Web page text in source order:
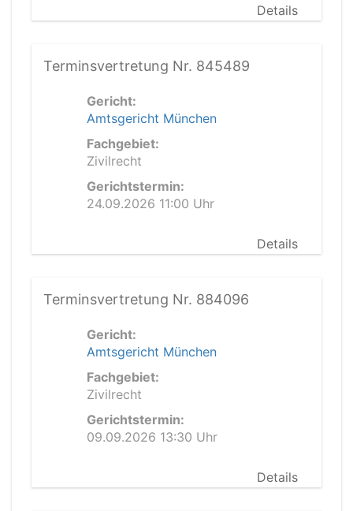
Details
Terminsvertretung Nr. 845489
Gericht:
Amtsgericht München
Fachgebiet:
Zivilrecht
Gerichtstermin:
24.09.2026 11:00 Uhr
Details
Terminsvertretung Nr. 884096
Gericht:
Amtsgericht München
Fachgebiet:
Zivilrecht
Gerichtstermin:
09.09.2026 13:30 Uhr
Details